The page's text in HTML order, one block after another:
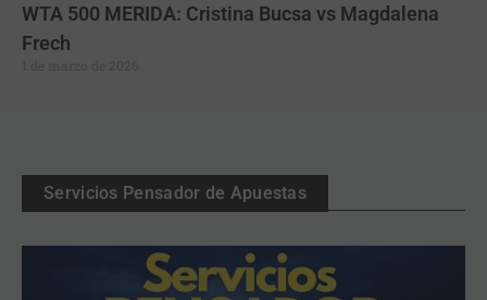
WTA 500 MERIDA: Cristina Bucsa vs Magdalena
Frech
Servicios Pensador de Apuestas